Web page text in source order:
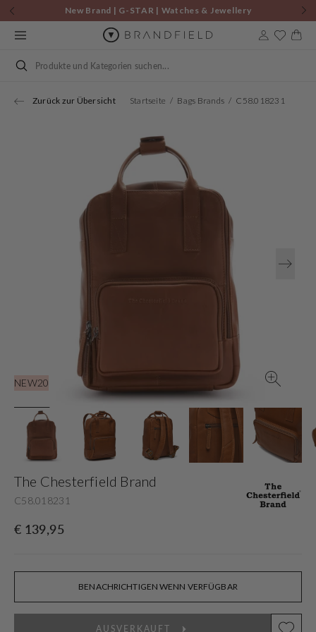
Zum
Inhalt
springen
New Brand | G-STAR | Watches & Jewellery
Suchen
Zurück zur Übersicht Startseite Bags Brands C58.018231
NEW20
Sie
The Chesterfield Brand
C58.018231
Normaler
€ 139,95
BENACHRICHTIGEN WENN VERFÜGBAR
AUSVERKAUFT